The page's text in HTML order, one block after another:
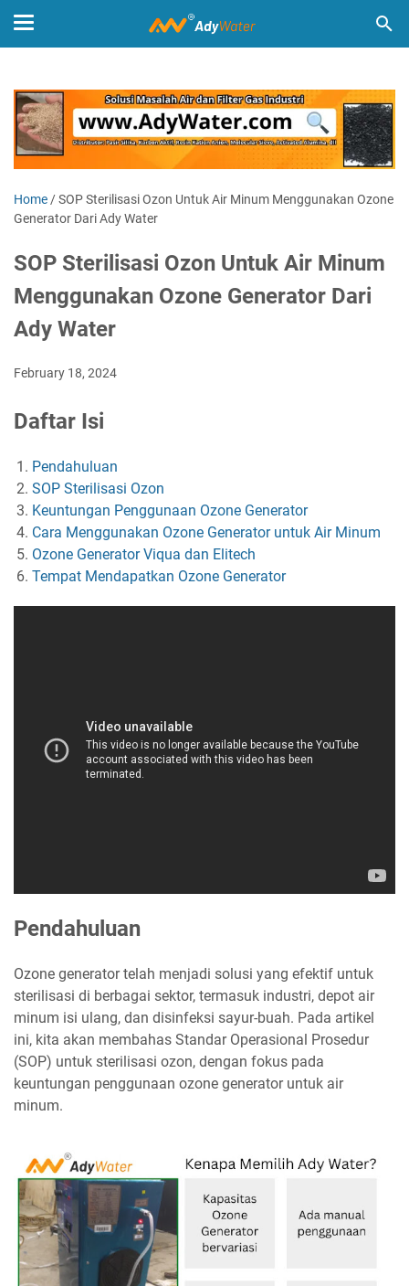
Home /SOP Sterilisasi Ozon Untuk Air Minum Menggunakan Ozone
Generator Dari Ady Water
SOP Sterilisasi Ozon Untuk Air Minum
Menggunakan Ozone Generator Dari
Ady Water
February 18, 2024
Daftar Isi
Pendahuluan
SOP Sterilisasi Ozon
Keuntungan Penggunaan Ozone Generator
Cara Menggunakan Ozone Generator untuk Air Minum
Ozone Generator Viqua dan Elitech
Tempat Mendapatkan Ozone Generator
Pendahuluan
Ozone generator telah menjadi solusi yang efektif untuk
sterilisasi di berbagai sektor, termasuk industri, depot air
minum isi ulang, dan disinfeksi sayur-buah. Pada artikel
ini, kita akan membahas Standar Operasional Prosedur
(SOP) untuk sterilisasi ozon, dengan fokus pada
keuntungan penggunaan ozone generator untuk air
minum.